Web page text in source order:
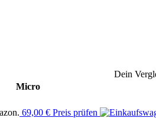
Dein
Micro
69,00 € Preis prüfen